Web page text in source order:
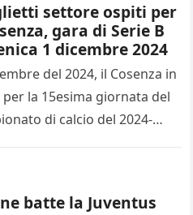
settore ospiti per
gara di Serie B
1 dicembre 2024
del 2024, il Cosenza in
la 15esima giornata del
di calcio del 2024-
batte la Juventus